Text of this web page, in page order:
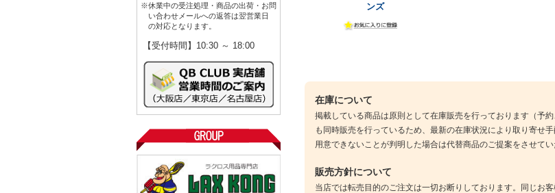
※休業中の受注処理・商品の出荷・お問
い合わせメールへの返答は翌営業日
の対応となります。
【受付時間】10:30 ～ 18:00
ンズ
在庫について
掲載している商品は原則として在庫販売を行っております（予
も同時販売を行っているため、最新の在庫状況により取り寄せ
用意できないことが判明した場合は代替商品のご提案をさせてい
販売方針について
当店では転売目的のご注文は一切お断りしております。同じお